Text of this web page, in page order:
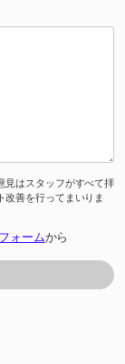
見はスタッフがすべて拝
改善を行ってまいりま
ォームから